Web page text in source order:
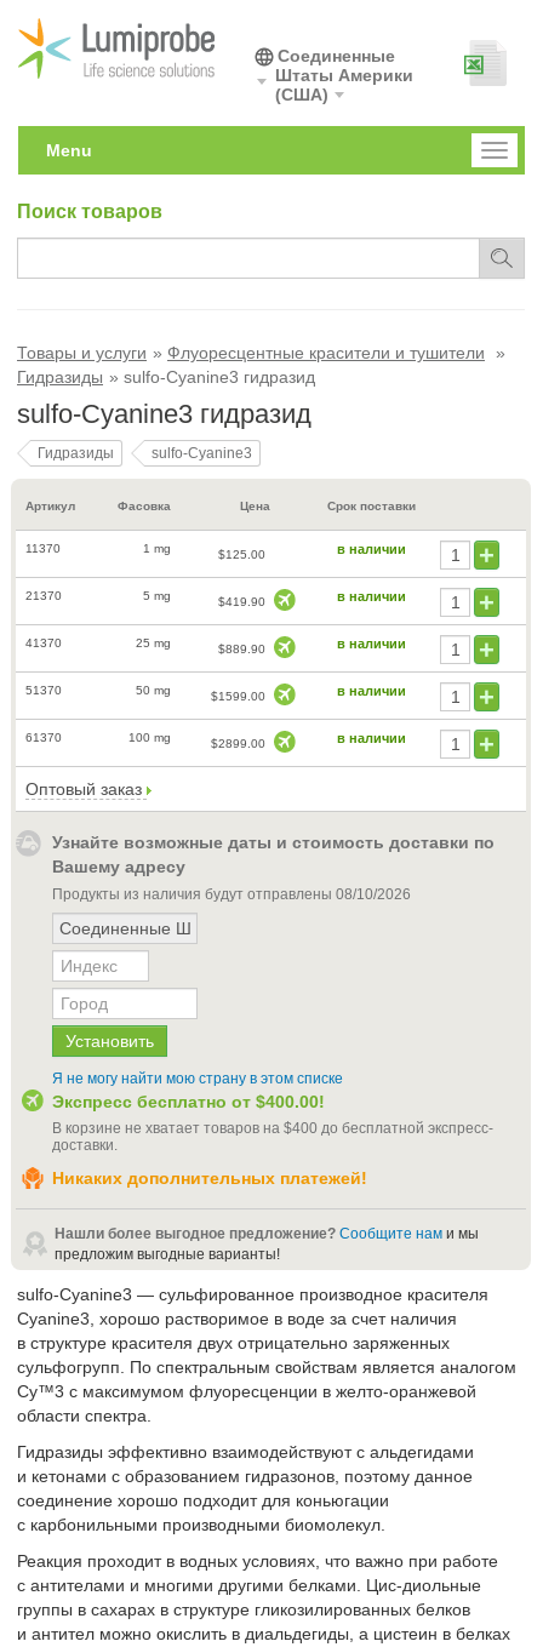
Соединенные
Штаты Америки
(США)
Toggle
Menu
Поиск товаров
Товары и услуги
Флуоресцентные красители и тушители
Гидразиды
sulfo-Cyanine3 гидразид
sulfo-Cyanine3 гидразид
Гидразиды sulfo-Cyanine3
Артикул Фасовка Цена Срок поставки
11370 1 mg $125.00 в наличии
21370 5 mg $419.90 в наличии
41370 25 mg $889.90 в наличии
51370 50 mg $1599.00 в наличии
61370 100 mg $2899.00 в наличии
Оптовый заказ
Узнайте возможные даты и стоимость доставки по
Вашему адресу
Продукты из наличия будут отправлены 08/10/2026
Я не могу найти мою страну в этом списке
Экспресс бесплатно от $400.00!
В корзине не хватает товаров на $400 до бесплатной экспресс-
доставки.
Никаких дополнительных платежей!
Нашли более выгодное предложение? Сообщите нам и мы
предложим выгодные варианты!
sulfo-Cyanine3 — сульфированное производное красителя
Cyanine3, хорошо растворимое в воде за счет наличия
в структуре красителя двух отрицательно заряженных
сульфогрупп. По спектральным свойствам является аналогом
Cy™3 с максимумом флуоресценции в желто-оранжевой
области спектра.
Гидразиды эффективно взаимодействуют с альдегидами
и кетонами с образованием гидразонов, поэтому данное
соединение хорошо подходит для коньюгации
с карбонильными производными биомолекул.
Реакция проходит в водных условиях, что важно при работе
с антителами и многими другими белками. Цис-диольные
группы в сахарах в структуре гликозилированных белков
и антител можно окислить в диальдегиды, а цистеин в белках